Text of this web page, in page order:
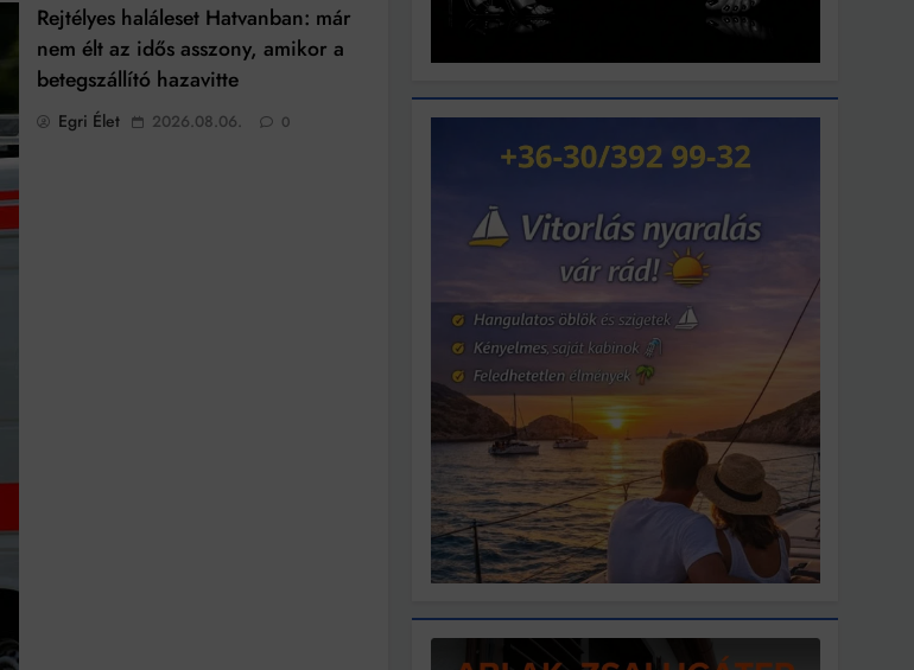
Rejtélyes haláleset Hatvanban: már
nem élt az idős asszony, amikor a
betegszállító hazavitte
Egri Élet 2026.08.06. 0